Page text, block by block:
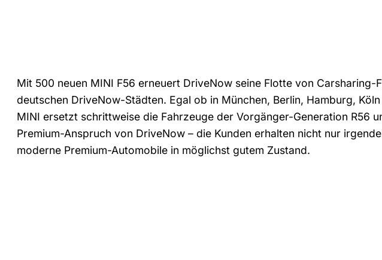
Mit 500 neuen MINI F56 erneuert DriveNow seine Flotte von Carsharing-
deutschen DriveNow-Städten. Egal ob in München, Berlin, Hamburg,
MINI ersetzt schrittweise die Fahrzeuge der Vorgänger-Generation R56
Premium-Anspruch von DriveNow – die Kunden erhalten nicht nur
moderne Premium-Automobile in möglichst gutem Zustand.